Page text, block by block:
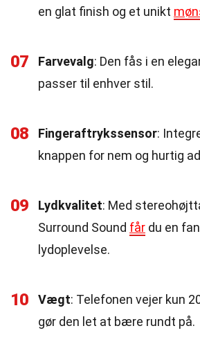
en glat finish og et unikt
07 Farvevalg: Den fås i en
passer til enhver stil.
08 Fingeraftrykssensor:
knappen for nem og hurtig
09 Lydkvalitet: Med
Surround Sound får du en
lydoplevelse.
10 Vægt: Telefonen vejer kun
gør den let at bære rundt på.